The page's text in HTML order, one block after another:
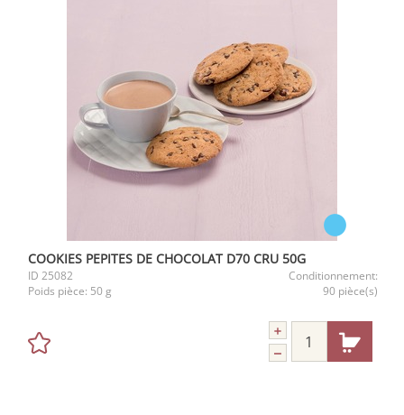
COOKIES PEPITES DE CHOCOLAT D70 CRU 50G
ID 25082
Conditionnement:
Poids pièce: 50 g 90 pièce(s)